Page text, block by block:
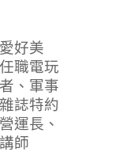
好美
職電玩
、軍事
誌特約
運長、
師